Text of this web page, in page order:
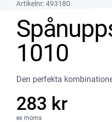
Artikelnr:493180
1010
Den perfekta
283 kr
ex moms